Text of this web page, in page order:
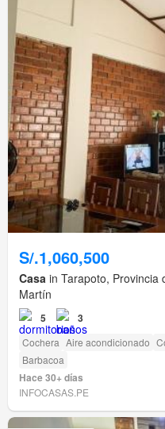
S/.1,060,500
Casa in Tarapoto, Provincia
Martín
5 3
Cochera Aire acondicionado
Barbacoa
Hace 30+ días
INFOCASAS.PE